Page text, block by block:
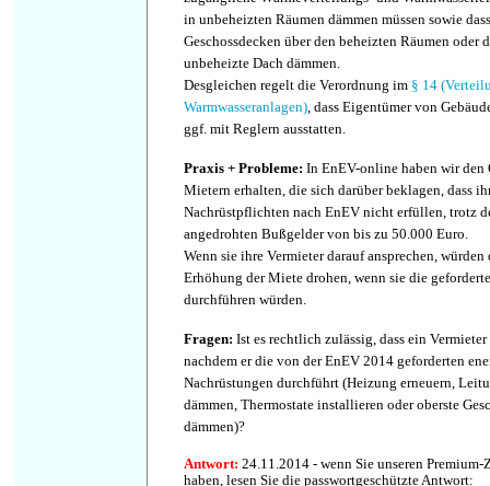
in unbeheizten Räumen dämmen müssen sowie
Geschossdecken über den beheizten Räumen oder
unbeheizte Dach dämmen.
Desgleichen regelt die Verordnung im § 14
Warmwasseranlagen), dass Eigentümer von
ggf. mit Reglern ausstatten.
Praxis + Probleme: In EnEV-online haben wir den
Mietern erhalten, die sich darüber beklagen, dass
Nachrüstpflichten nach EnEV nicht erfüllen, trotz
angedrohten Bußgelder von bis zu 50.000 Euro.
Wenn sie ihre Vermieter darauf ansprechen,
Erhöhung der Miete drohen, wenn sie die
durchführen würden.
Fragen: Ist es rechtlich zulässig, dass ein
nachdem er die von der EnEV 2014 geforderten
Nachrüstungen durchführt (Heizung erneuern,
dämmen, Thermostate installieren oder oberste
dämmen)?
Antwort: 24.11.2014 - wenn Sie unseren
haben, lesen Sie die passwortgeschützte Antwort: